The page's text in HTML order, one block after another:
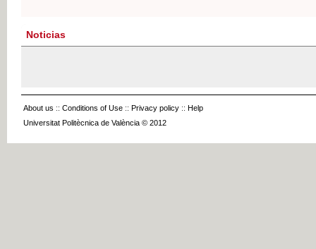
Noticias
About us :: Conditions of Use :: Privacy policy :: Help
Universitat Politècnica de València © 2012